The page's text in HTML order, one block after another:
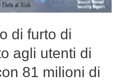
di furto di
agli utenti di
81 milioni di